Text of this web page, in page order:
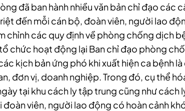
đã ban hành nhiều văn bản chỉ đạo các
đến mỗi cán bộ, đoàn viên, người lao
chỉnh các quy định về phòng chống dịch
chức hoạt động lại Ban chỉ đạo phòng
kịch bản ứng phó khi xuất hiện ca bệnh
đơn vị, doanh nghiệp. Trong đó, cụ thể
tại khu cách ly tập trung cũng như cách
đoàn viên, người lao động có hoàn cảnh